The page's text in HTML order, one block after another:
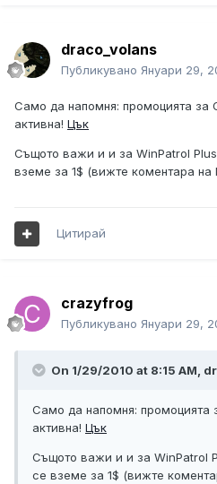
draco_volans
Публикувано Януари 29,
Само да напомня: промоцията за
активна! Цък
Същото важи и и за WinPatrol
вземе за 1$ (вижте коментара на
Цитирай
crazyfrog
Публикувано Януари 29,
On 1/29/2010 at 8:15 AM,
Само да напомня: промоцията
активна! Цък
Същото важи и и за WinPatrol
се вземе за 1$ (вижте